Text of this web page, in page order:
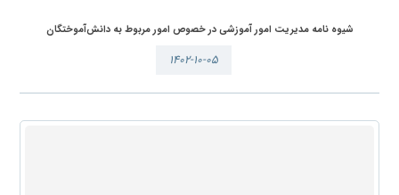
شیوه نامه مدیریت امور آموزشی در خصوص امور مربوط به دانش‌آموختگان
۱۴۰۲-۱۰-۰۵